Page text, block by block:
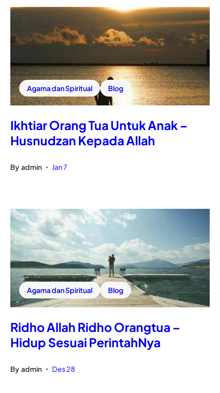
Agama dan Spiritual Blog
Ikhtiar Orang Tua Untuk Anak –
Husnudzan Kepada Allah
By admin • Jan 7
Agama dan Spiritual Blog
Ridho Allah Ridho Orangtua –
Hidup Sesuai PerintahNya
By admin • Des 28